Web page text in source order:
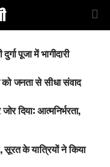
पूजा में भागीदारी
जनता से सीधा संवाद
दिया: आत्मनिर्भरता,
सूरत के यात्रियों ने किया